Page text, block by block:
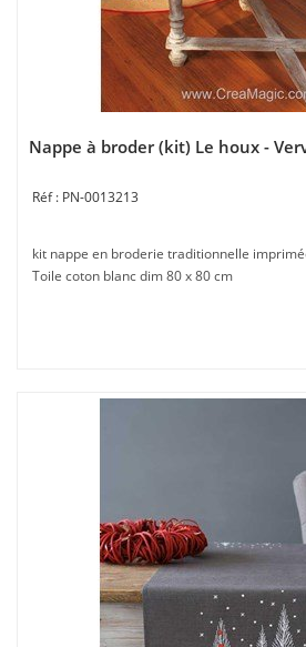
Nappe à broder (kit) Le houx -
PN-0013213
kit nappe en broderie traditionnelle
Toile coton blanc dim 80 x 80 cm